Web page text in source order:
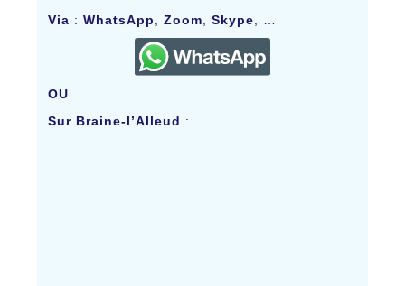
Via : WhatsApp, Zoom, Skype, …
OU
Sur Braine-l’Alleud :